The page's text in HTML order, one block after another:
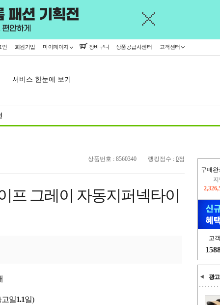
인 회원가입 마이페이지 장바구니 상품공급사센터 고객센터
서비스 한눈에 보기
구매완
고
광고
상품번호 : 8560340 랭킹점수 : 0점
프 그레이 자동지퍼넥타이
일1.1일)